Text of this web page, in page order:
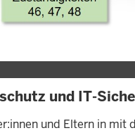
und IT-
und Eltern in mit